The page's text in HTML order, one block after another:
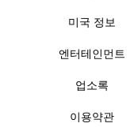
미국 정보
엔터테인먼트
업소록
이용약관